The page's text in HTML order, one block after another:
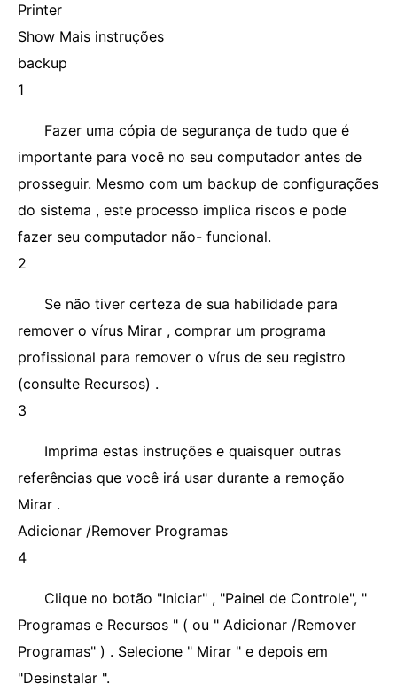
Printer
Show Mais instruções
backup
1
Fazer uma cópia de segurança de tudo que é
importante para você no seu computador antes de
prosseguir. Mesmo com um backup de configurações
do sistema , este processo implica riscos e pode
fazer seu computador não- funcional.
2
Se não tiver certeza de sua habilidade para
remover o vírus Mirar , comprar um programa
profissional para remover o vírus de seu registro
(consulte Recursos) .
3
Imprima estas instruções e quaisquer outras
referências que você irá usar durante a remoção
Mirar .
Adicionar /Remover Programas
4
Clique no botão "Iniciar" , "Painel de Controle", "
Programas e Recursos " ( ou " Adicionar /Remover
Programas" ) . Selecione " Mirar " e depois em
"Desinstalar ".